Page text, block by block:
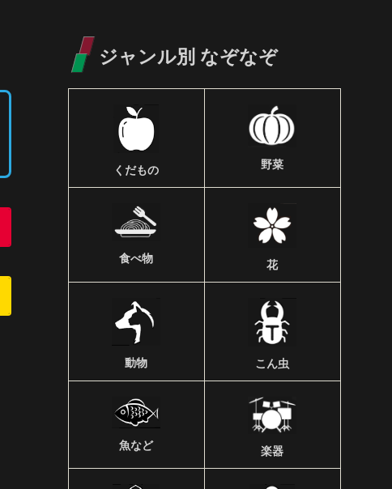
ジャンル別 なぞなぞ
くだもの 野菜
食べ物 花
動物 こん虫
魚など 楽器